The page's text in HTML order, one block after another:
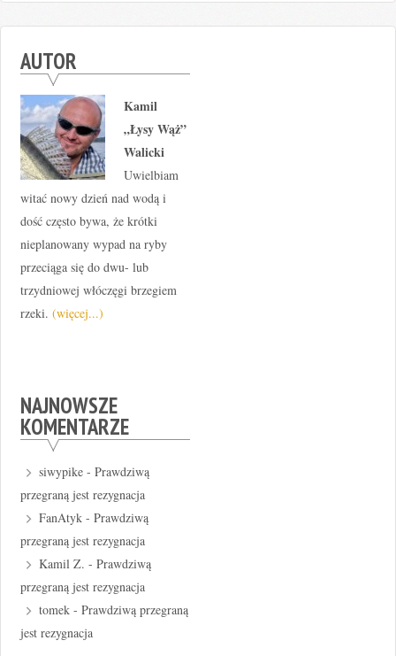
AUTOR
Kamil
„Łysy Wąż”
Walicki
Uwielbiam
witać nowy dzień nad wodą i
dość często bywa, że krótki
nieplanowany wypad na ryby
przeciąga się do dwu- lub
trzydniowej włóczęgi brzegiem
rzeki. (więcej...)
NAJNOWSZE
KOMENTARZE
siwypike -Prawdziwą
przegraną jest rezygnacja
FanAtyk -Prawdziwą
przegraną jest rezygnacja
Kamil Z. -Prawdziwą
przegraną jest rezygnacja
tomek -Prawdziwą przegraną
jest rezygnacja